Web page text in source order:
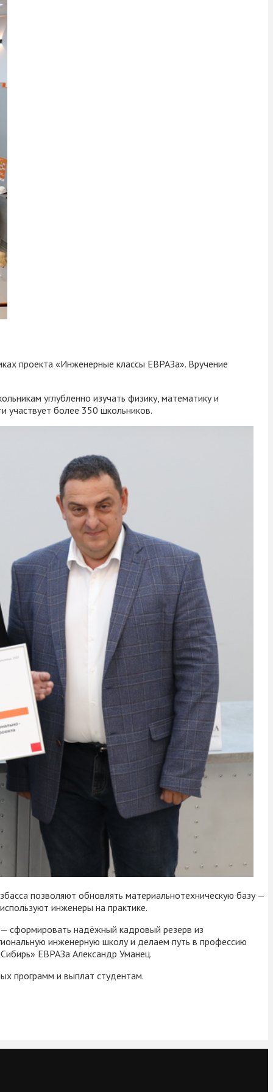
проекта «Инженерные классы ЕВРАЗа». Вручение
углубленно изучать физику, математику и
участвует более 350 школьников.
позволяют обновлять материальнотехническую базу —
инженеры на практике.
сформировать надёжный кадровый резерв из
инженерную школу и делаем путь в профессию
ЕВРАЗа Александр Уманец.
программ и выплат студентам.